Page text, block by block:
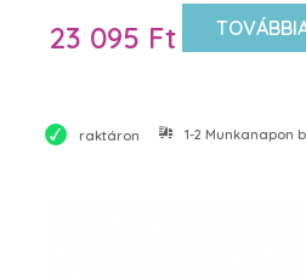
23 095 Ft
raktáron 1-2 Munkanapon